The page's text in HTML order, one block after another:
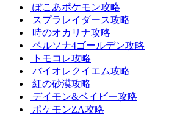
ぽこあポケモン攻略
スプラレイダース攻略
時のオカリナ攻略
ペルソナ4ゴールデン攻略
トモコレ攻略
バイオレクイエム攻略
紅の砂漠攻略
デイモン&ベイビー攻略
ポケモンZA攻略